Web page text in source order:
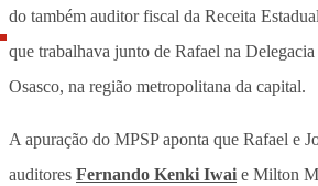
do também auditor fiscal da Receita
que trabalhava junto de Rafael na
Osasco, na região metropolitana da capital.
A apuração do MPSP aponta que Rafael e
auditores Fernando Kenki Iwai e Milton